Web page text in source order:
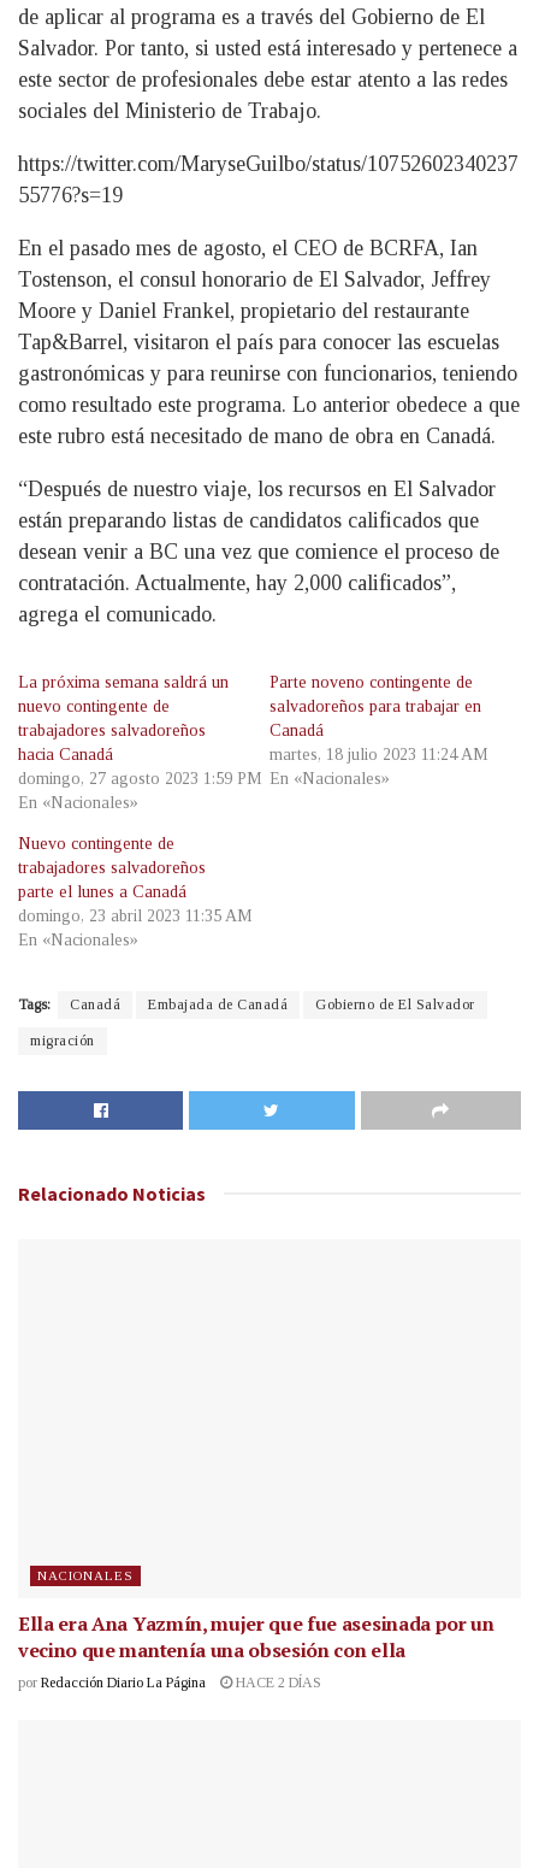
de aplicar al programa es a través del Gobierno de El
Salvador. Por tanto, si usted está interesado y pertenece a
este sector de profesionales debe estar atento a las redes
sociales del Ministerio de Trabajo.
https://twitter.com/MaryseGuilbo/status/10752602340237
55776?s=19
En el pasado mes de agosto, el CEO de BCRFA, Ian
Tostenson, el consul honorario de El Salvador, Jeffrey
Moore y Daniel Frankel, propietario del restaurante
Tap&Barrel, visitaron el país para conocer las escuelas
gastronómicas y para reunirse con funcionarios, teniendo
como resultado este programa. Lo anterior obedece a que
este rubro está necesitado de mano de obra en Canadá.
“Después de nuestro viaje, los recursos en El Salvador
están preparando listas de candidatos calificados que
desean venir a BC una vez que comience el proceso de
contratación. Actualmente, hay 2,000 calificados”,
agrega el comunicado.
La próxima semana saldrá un
nuevo contingente de
trabajadores salvadoreños
hacia Canadá
domingo, 27 agosto 2023 1:59 PM
En «Nacionales»
Parte noveno contingente de
salvadoreños para trabajar en
Canadá
martes, 18 julio 2023 11:24 AM
En «Nacionales»
Nuevo contingente de
trabajadores salvadoreños
parte el lunes a Canadá
domingo, 23 abril 2023 11:35 AM
En «Nacionales»
Tags: Canadá Embajada de Canadá Gobierno de El Salvador
migración
Relacionado Noticias
NACIONALES
Ella era Ana Yazmín, mujer que fue asesinada por un
vecino que mantenía una obsesión con ella
por Redacción Diario La Página HACE 2 DÍAS